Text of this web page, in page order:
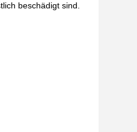
beschädigt sind.